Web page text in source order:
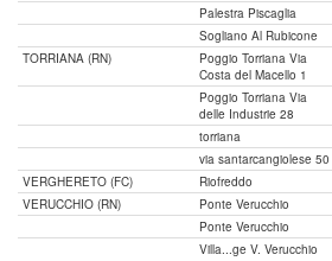
Palestra Piscaglia
Sogliano Al Rubicone
TORRIANA (RN)
Poggio Torriana Via
Costa del Macello 1
Poggio Torriana Via
delle Industrie 28
torriana
via santarcangiolese 50
VERGHERETO (FC)
Riofreddo
VERUCCHIO (RN)
Ponte Verucchio
Ponte Verucchio
Villa...ge V. Verucchio